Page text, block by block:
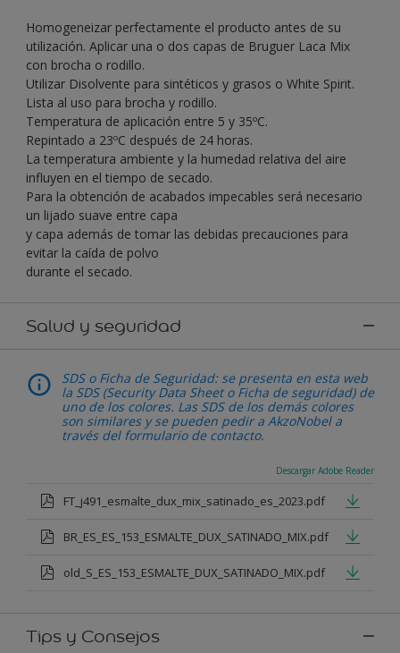
Homogeneizar perfectamente el producto antes de su
utilización. Aplicar una o dos capas de Bruguer Laca Mix
con brocha o rodillo.
Utilizar Disolvente para sintéticos y grasos o White Spirit.
Lista al uso para brocha y rodillo.
Temperatura de aplicación entre 5 y 35ºC.
Repintado a 23ºC después de 24 horas.
La temperatura ambiente y la humedad relativa del aire
influyen en el tiempo de secado.
Para la obtención de acabados impecables será necesario
un lijado suave entre capa
y capa además de tomar las debidas precauciones para
evitar la caída de polvo
durante el secado.
Salud y seguridad
SDS o Ficha de Seguridad: se presenta en esta web
la SDS (Security Data Sheet o Ficha de seguridad) de
uno de los colores. Las SDS de los demás colores
son similares y se pueden pedir a AkzoNobel a
través del formulario de contacto.
Descargar Adobe Reader
FT_j491_esmalte_dux_mix_satinado_es_2023.pdf
BR_ES_ES_153_ESMALTE_DUX_SATINADO_MIX.pdf
old_S_ES_153_ESMALTE_DUX_SATINADO_MIX.pdf
Tips y Consejos